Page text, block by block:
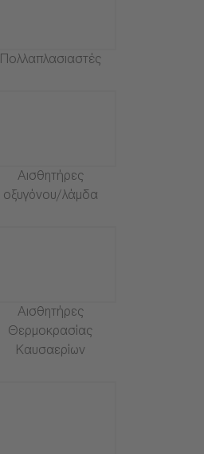
Πολλαπλασιαστές
Αισθητήρες
οξυγόνου/λάμδα
Αισθητήρες
Θερμοκρασίας
Καυσαερίων